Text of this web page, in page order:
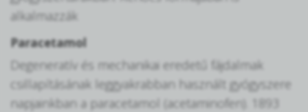
alkalmazzák
Paracetamol
Degeneratív és mechanikai eredetű fájdalmak
csillapításának leggyakrabban használt gyógyszere
napjainkban a paracetamol (acetaminofen). 1893